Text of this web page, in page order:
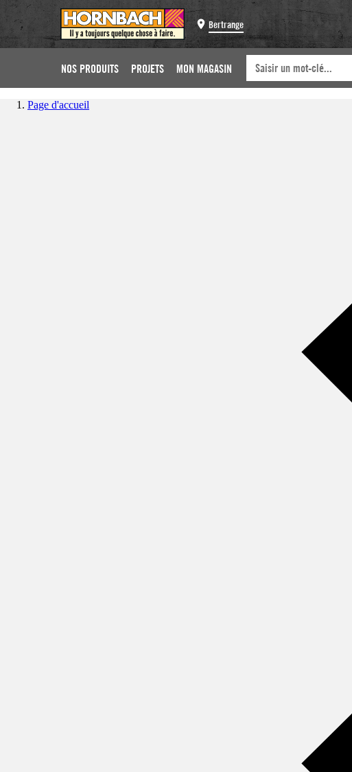
Bertrange
NOS PRODUITS PROJETS MON MAGASIN
Page d'accueil